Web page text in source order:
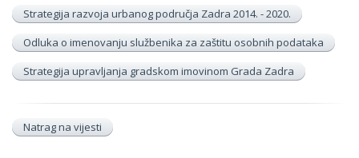
Strategija razvoja urbanog područja Zadra 2014. - 2020.
Odluka o imenovanju službenika za zaštitu osobnih podataka
Strategija upravljanja gradskom imovinom Grada Zadra
Natrag na vijesti